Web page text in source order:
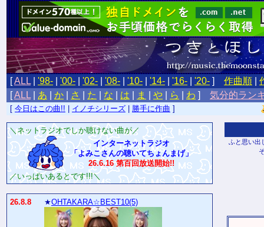
[ALL '98- '00- '02- '08- '10- '14- '16- '20- ] 作曲順
[ALL あ か さ た な は ま や ら わ ] 気分的ラン
[ 今日はこの曲!! イノチシリーズ 勝手に作曲 ]
＼ネットラジオでしか聴けない曲が／
インターネットラジオ
「よみこさんの聴いてちょんまげ」
26.6.16 第百回放送開始!!
／いっぱいあるとです!!!＼
26.8.8 ★OHTAKARA☆BEST10(5)
ふと思い出